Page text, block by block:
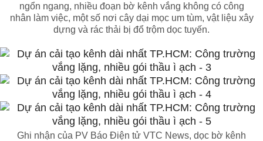
ngổn ngang, nhiều đoạn bờ kênh vắng không có công
nhân làm việc, một số nơi cây dại mọc um tùm, vật liệu xây
dựng và rác thải bị đổ trộm dọc tuyến.
Ghi nhận của PV Báo Điện tử VTC News, dọc bờ kênh